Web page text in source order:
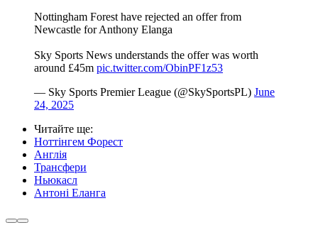
Nottingham Forest have rejected an offer from
Newcastle for Anthony Elanga
Sky Sports News understands the offer was worth
around £45m pic.twitter.com/ObinPF1z53
— Sky Sports Premier League (@SkySportsPL) June
24, 2025
Читайте ще:
Ноттінгем Форест
Англія
Трансфери
Ньюкасл
Антоні Еланга